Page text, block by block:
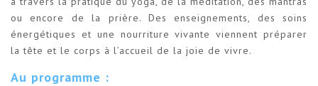
ou encore de la prière. Des enseignements, des soins
énergétiques et une nourriture vivante viennent préparer
la tête et le corps à l’accueil de la joie de vivre.
Au programme :